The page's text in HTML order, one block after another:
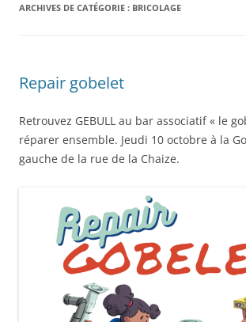
ARCHIVES DE CATÉGORIE : BRICOLAGE
Repair gobelet
Retrouvez GEBULL au bar associatif « le
réparer ensemble. Jeudi 10 octobre à la
gauche de la rue de la Chaize.